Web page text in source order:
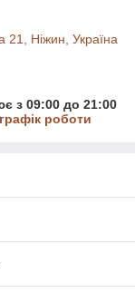
21, Ніжин, Україна
з 09:00 до 21:00
роботи